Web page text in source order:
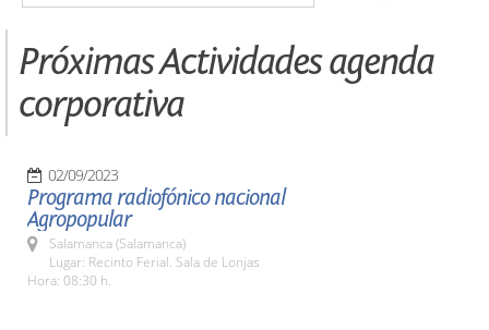
Próximas Actividades agenda
corporativa
02/09/2023
Programa radiofónico nacional
Agropopular
Salamanca (Salamanca)
Lugar: Recinto Ferial. Sala de Lonjas
Hora: 08:30 h.